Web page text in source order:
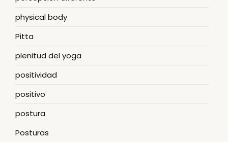
physical body
Pitta
plenitud del yoga
positividad
positivo
postura
Posturas